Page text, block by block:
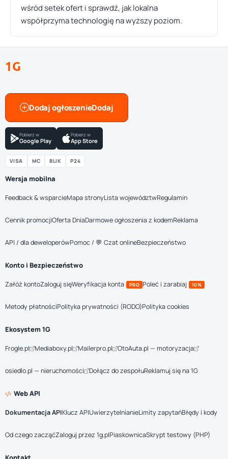
wśród setek ofert i sprawdź, jak lokalna
współprzyma technologię na wyższy poziom.
1G
Dodaj ogłoszenie
Pobierz w
Google Play
Pobierz w
App Store
VISA MC BLIK P24
Wersja mobilna
Feedback & wsparcieMapa stronyLista województwRegulamin
Cennik promocjiOferta DniaDarmowe ogłoszenia z kodemReklama
API / dla deweloperówPomoc / 💬 Czat onlineBezpieczeństwo
Konto i Bezpieczeństwo
Załóż kontoZaloguj sięWeryfikacja konta PRO Poleć i zarabiaj 10%
Metody płatnościPolityka prywatności (RODO)Polityka cookies
Ekosystem 1G
Frogle.pl Mediaboxy.pl Mailerpro.pl OtoAuta.pl — motoryzacja
osiedlo.pl — nieruchomości Dołącz do zespołuReklamuj się na 1G
Web API
Dokumentacja APIKlucz APIUwierzytelnianieLimity zapytańBłędy i kody
Od czego zacząćZaloguj przez 1g.plPiaskownicaSkrypt testowy (PHP)